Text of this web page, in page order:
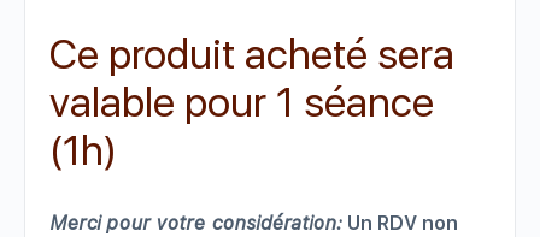
Ce produit acheté sera
valable pour 1 séance
(1h)
Merci pour votre considération: Un RDV non